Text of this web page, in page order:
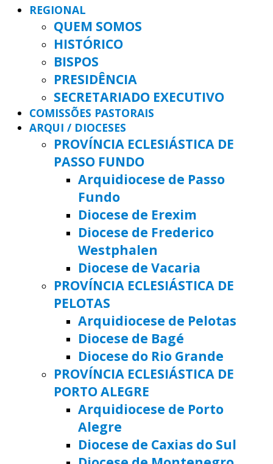
REGIONAL
QUEM SOMOS
HISTÓRICO
BISPOS
PRESIDÊNCIA
SECRETARIADO EXECUTIVO
COMISSÕES PASTORAIS
ARQUI / DIOCESES
PROVÍNCIA ECLESIÁSTICA DE
PASSO FUNDO
Arquidiocese de Passo
Fundo
Diocese de Erexim
Diocese de Frederico
Westphalen
Diocese de Vacaria
PROVÍNCIA ECLESIÁSTICA DE
PELOTAS
Arquidiocese de Pelotas
Diocese de Bagé
Diocese do Rio Grande
PROVÍNCIA ECLESIÁSTICA DE
PORTO ALEGRE
Arquidiocese de Porto
Alegre
Diocese de Caxias do Sul